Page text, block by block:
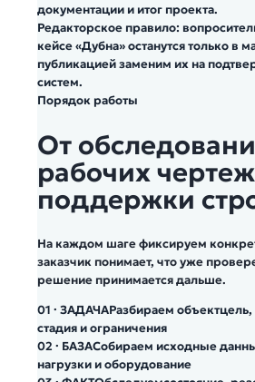
документации и итог проекта.
Редакторское правило:
кейсе «Дубна» останутся только в
публикацией заменим их на
систем.
Порядок работы
От
рабочих
поддержки
На каждом шаге фиксируем
заказчик понимает, что уже
решение принимается дальше.
01 · ЗАДАЧАРазбираем объектцель,
стадия и ограничения
02 · БАЗАСобираем исходные
нагрузки и оборудование